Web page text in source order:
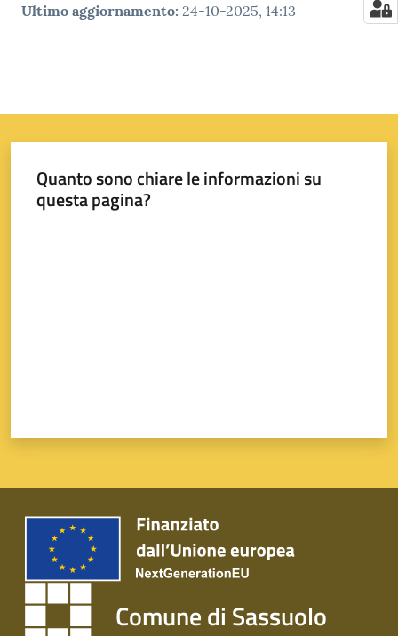
Ultimo aggiornamento: 24-10-2025, 14:13
Quanto sono chiare le informazioni su
questa pagina?
Comune di Sassuolo